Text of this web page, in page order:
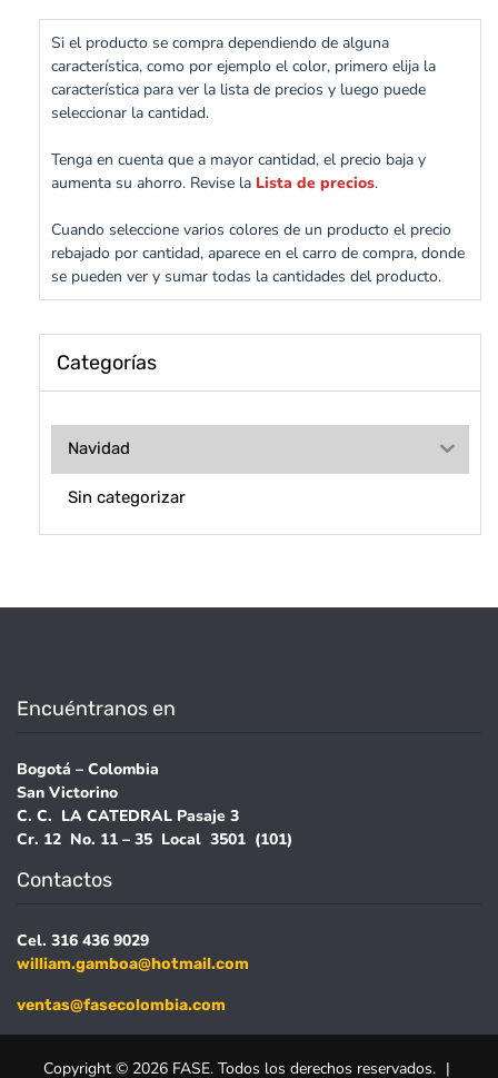
Si el producto se compra dependiendo de alguna
característica, como por ejemplo el color, primero elija la
característica para ver la lista de precios y luego puede
seleccionar la cantidad.
Tenga en cuenta que a mayor cantidad, el precio baja y
aumenta su ahorro. Revise la Lista de precios.
Cuando seleccione varios colores de un producto el precio
rebajado por cantidad, aparece en el carro de compra, donde
se pueden ver y sumar todas la cantidades del producto.
Categorías
Navidad
Sin categorizar
Encuéntranos en
Bogotá – Colombia
San Victorino
C. C. LA CATEDRAL Pasaje 3
Cr. 12 No. 11 – 35 Local 3501 (101)
Contactos
Cel. 316 436 9029
william.gamboa@hotmail.com
ventas@fasecolombia.com
Copyright © 2026 FASE. Todos los derechos reservados. |